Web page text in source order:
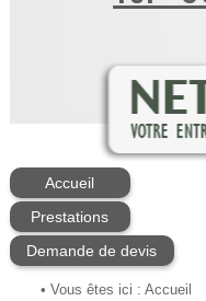
Accueil
Prestations
Demande de devis
• Vous êtes ici : Accueil